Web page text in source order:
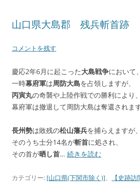
山口県大島郡 残兵斬首跡
コメントを残す
慶応2年6月に起こった大島戦争において、
一時幕府軍は周防大島を占領しますが、
丙寅丸の奇襲や上陸作戦での勝利により、
幕府軍は撤退して周防大島は奪還されます
長州勢は敗残の松山藩兵を捕らえますが、
そのうち士分14名が斬首に処され、
その首が晒し首… 続きを読む
カテゴリー: [山口県(下関市除く)]、 【史跡訪